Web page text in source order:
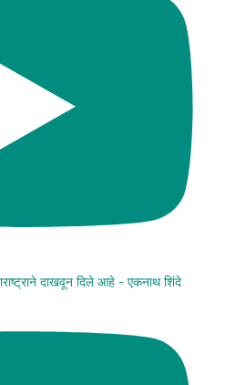
दाखवून दिले आहे - एकनाथ शिंदे